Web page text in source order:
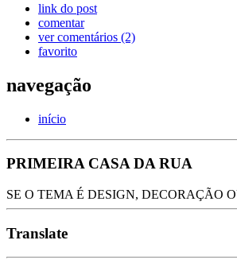
link do post
comentar
ver comentários (2)
favorito
navegação
início
PRIMEIRA CASA DA RUA
SE O TEMA É DESIGN, DECORAÇÃO
Translate